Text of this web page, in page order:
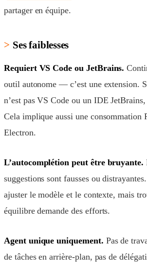
partager en équipe.
Ses faiblesses
Requiert VS Code ou JetBrains.
outil autonome — c’est une extension.
n’est pas VS Code ou un IDE
Cela implique aussi une consommation
Electron.
L’autocomplétion peut être bruyante.
suggestions sont fausses ou
ajuster le modèle et le contexte, mais
équilibre demande des efforts.
Agent unique uniquement. Pas de
de tâches en arrière-plan, pas de